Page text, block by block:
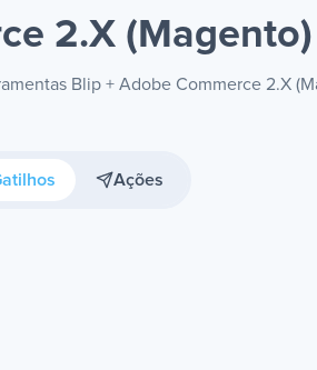
2.X
Blip + Adobe Commerce 2.X
Ações